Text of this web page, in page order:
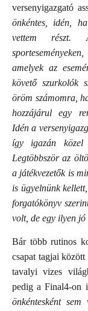
versenyigazgató
önkéntes, idén,
vettem részt.
amelyek az
követő szurkolók
öröm számomra,
hozzájárul egy
Idén a
így igazán közel
Legtöbbször az
a játékvezetők is
is ügyelnünk
forgatókönyv
volt, de egy ilyen
Bár több rutinos
csapat tagjai
tavalyi vizes
pedig a Final4-on
önkéntesként